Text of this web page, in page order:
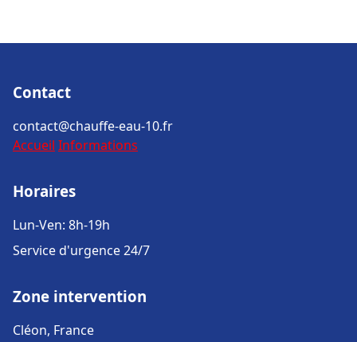
Contact
contact@chauffe-eau-10.fr
Accueil Informations
Horaires
Lun-Ven: 8h-19h
Service d'urgence 24/7
Zone intervention
Cléon, France